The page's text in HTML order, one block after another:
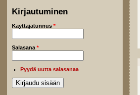
Kirjautuminen
Käyttäjätunnus *
Salasana *
Pyydä uutta salasanaa